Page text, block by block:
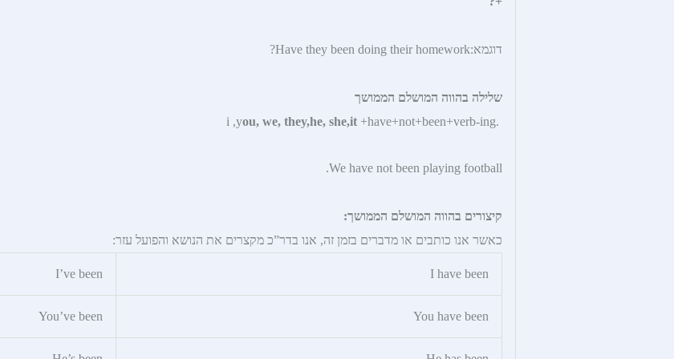
דוגמא:Have they been doing their homework?
שלילה בהווה המושלם הממושך
.i ,y
ou, we, they,he, she,it +have+not+been+verb-ing
We have not been playing football.
קיצורים בהווה המושלם הממושך:
כאשר אנו כותבים או מדברים בזמן זה, אנו בדר”כ מקצרים את הנושא והפועל עזר:
I have been
I’ve been
You have been
You’ve been